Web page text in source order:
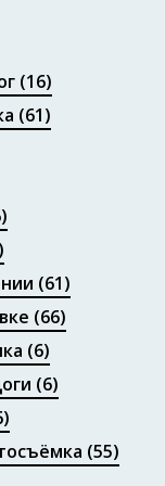
(16)
(61)
(61)
(66)
(6)
(6)
(55)